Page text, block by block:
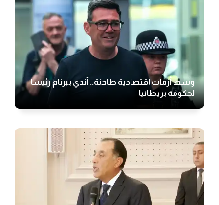
وسط أزمات اقتصادية طاحنة.. آندي بيرنام رئيسا
لحكومة بريطانيا